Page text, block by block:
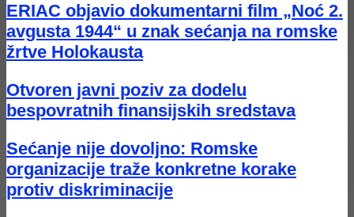
ERIAC objavio dokumentarni film „Noć 2.
avgusta 1944“ u znak sećanja na romske
žrtve Holokausta
Otvoren javni poziv za dodelu
bespovratnih finansijskih sredstava
Sećanje nije dovoljno: Romske
organizacije traže konkretne korake
protiv diskriminacije